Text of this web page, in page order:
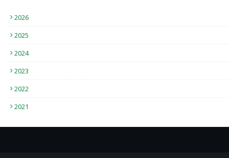
2026
2025
2024
2023
2022
2021